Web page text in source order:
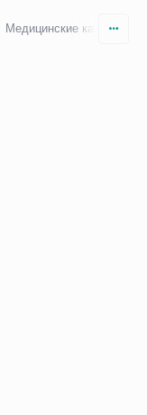
Медицинские катетеры